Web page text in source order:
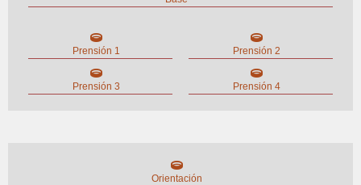
Prensión 1 Prensión 2
Prensión 3 Prensión 4
Orientación